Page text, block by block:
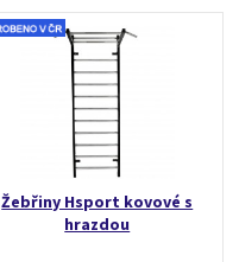
Žebřiny Hsport kovové s
hrazdou